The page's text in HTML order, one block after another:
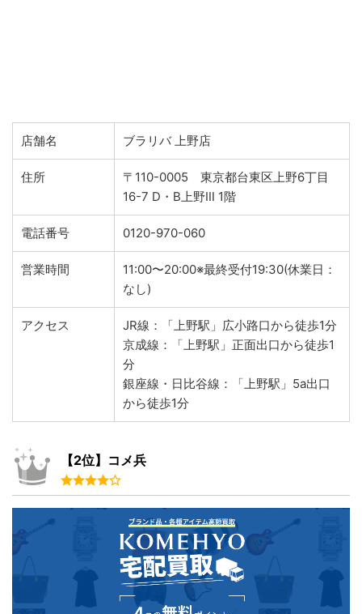
店舗名 ブラリバ 上野店
住所
〒110-0005 東京都台東区上野6丁目
16-7 D・B上野Ⅲ 1階
電話番号 0120-970-060
営業時間
11:00〜20:00※最終受付19:30(休業日：
なし)
アクセス
JR線：「上野駅」広小路口から徒歩1分
京成線：「上野駅」正面出口から徒歩1
分
銀座線・日比谷線：「上野駅」5a出口
から徒歩1分
【2位】コメ兵